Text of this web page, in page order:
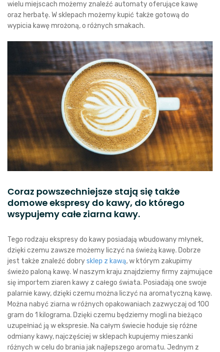
wielu miejscach możemy znaleźć automaty oferujące kawę
oraz herbatę. W sklepach możemy kupić także gotową do
wypicia kawę mrożoną, o różnych smakach.
Coraz powszechniejsze stają się także
domowe ekspresy do kawy, do którego
wsypujemy całe ziarna kawy.
Tego rodzaju ekspresy do kawy posiadają wbudowany młynek,
dzięki czemu zawsze możemy liczyć na świeżą kawę. Dobrze
jest także znaleźć dobrysklep z kawą, w którym zakupimy
świeżo paloną kawę. W naszym kraju znajdziemy firmy zajmujące
się importem ziaren kawy z całego świata. Posiadają one swoje
palarnie kawy, dzięki czemu można liczyć na aromatyczną kawę.
Można nabyć ziarna w różnych opakowaniach zazwyczaj od 100
gram do 1 kilograma. Dzięki czemu będziemy mogli na bieżąco
uzupełniać ją w ekspresie. Na całym świecie hoduje się różne
odmiany kawy, najczęściej w sklepach kupujemy mieszanki
różnych w celu do brania jak najlepszego aromatu. Jednym z